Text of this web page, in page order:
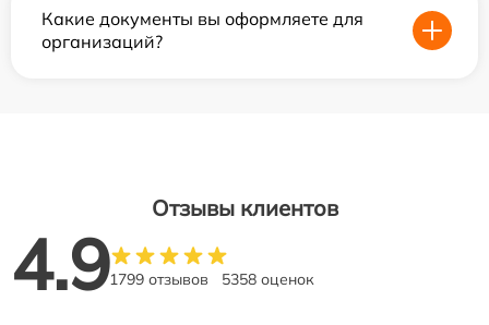
Какие документы вы оформляете для
организаций?
Отзывы клиентов
4.91799 отзывов 5358 оценок